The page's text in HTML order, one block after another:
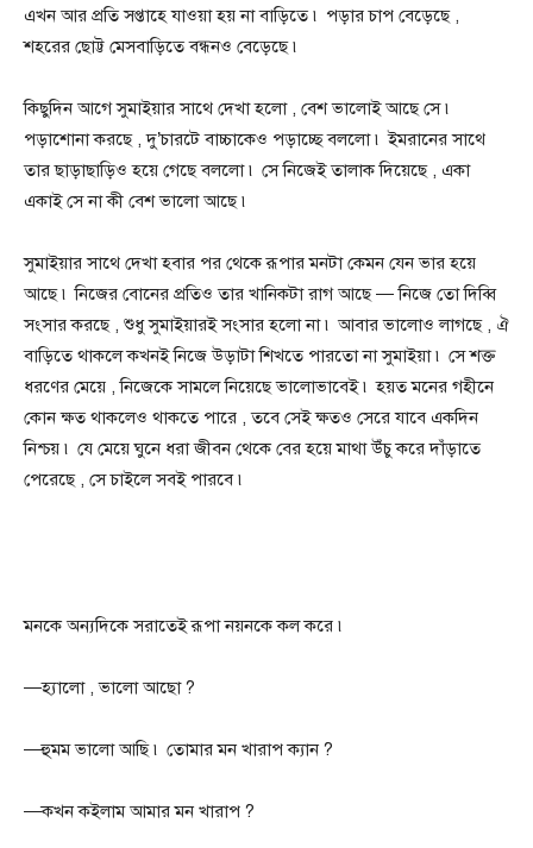
এখন আর প্রতি সপ্তাহে যাওয়া হয় না বাড়িতে ৷ পড়ার চাপ বেড়েছে ,
শহরের ছোট্ট মেসবাড়িতে বন্ধনও বেড়েছে ৷
কিছুদিন আগে সুমাইয়ার সাথে দেখা হলো , বেশ ভালোই আছে সে ৷
পড়াশোনা করছে , দু’চারটে বাচ্চাকেও পড়াচ্ছে বললো ৷ ইমরানের সাথে
তার ছাড়াছাড়িও হয়ে গেছে বললো ৷ সে নিজেই তালাক দিয়েছে , একা
একাই সে না কী বেশ ভালো আছে ৷
সুমাইয়ার সাথে দেখা হবার পর থেকে রূপার মনটা কেমন যেন ভার হয়ে
আছে ৷ নিজের বোনের প্রতিও তার খানিকটা রাগ আছে — নিজে তো দিব্বি
সংসার করছে , শুধু সুমাইয়ারই সংসার হলো না ৷ আবার ভালোও লাগছে , ঐ
বাড়িতে থাকলে কখনই নিজে উড়াটা শিখতে পারতো না সুমাইয়া ৷ সে শক্ত
ধরণের মেয়ে , নিজেকে সামলে নিয়েছে ভালোভাবেই ৷ হয়ত মনের গহীনে
কোন ক্ষত থাকলেও থাকতে পারে , তবে সেই ক্ষতও সেরে যাবে একদিন
নিশ্চয় ৷ যে মেয়ে ঘুনে ধরা জীবন থেকে বের হয়ে মাথা উঁচু করে দাঁড়াতে
পেরেছে , সে চাইলে সবই পারবে ৷
মনকে অন্যদিকে সরাতেই রূপা নয়নকে কল করে ৷
—হ্যালো , ভালো আছো ?
—হুমম ভালো আছি ৷ তোমার মন খারাপ ক্যান ?
—কখন কইলাম আমার মন খারাপ ?